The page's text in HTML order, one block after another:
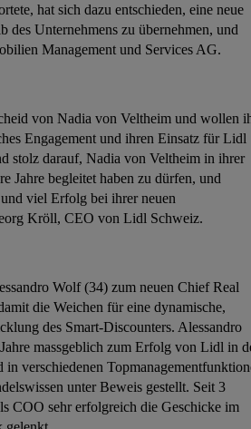
hat sich dazu entschieden, eine neue
des Unternehmens zu übernehmen, und
Management und Services AG.
von Nadia von Veltheim und wollen
Engagement und ihren Einsatz für Lidl
stolz darauf, Nadia von Veltheim in ihrer
Jahre begleitet haben zu dürfen, und
viel Erfolg bei ihrer neuen
Kröll, CEO von Lidl Schweiz.
Wolf (34) zum neuen Chief Real
die Weichen für eine dynamische,
des Smart-Discounters. Alessandro
massgeblich zum Erfolg von Lidl in
in verschiedenen
unter Beweis gestellt. Seit 3
COO sehr erfolgreich die Geschicke im